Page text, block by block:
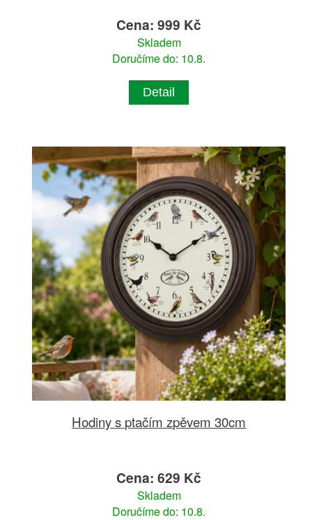
Cena: 999 Kč
Skladem
Doručíme do: 10.8.
Detail
Hodiny s ptačím zpěvem 30cm
Cena: 629 Kč
Skladem
Doručíme do: 10.8.